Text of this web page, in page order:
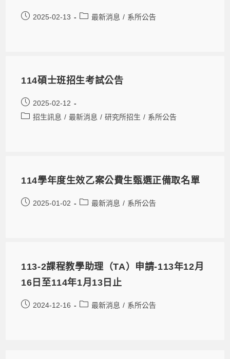
2025-02-13 最新消息 / 系所公告
114碩士班招生考試公告
2025-02-12
招生訊息 / 最新消息 / 研究所招生 / 系所公告
114學年度生效乙案公費生甄選正備取名單
2025-01-02 最新消息 / 系所公告
113-2課程教學助理（TA）申請-113年12月
16日至114年1月13日止
2024-12-16 最新消息 / 系所公告